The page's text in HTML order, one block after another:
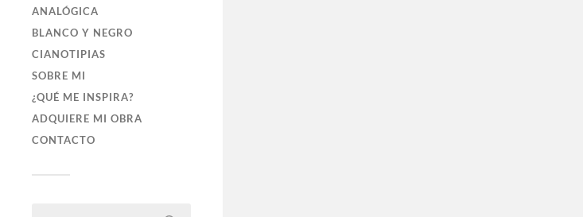
ANALÓGICA
BLANCO Y NEGRO
CIANOTIPIAS
SOBRE MI
¿QUÉ ME INSPIRA?
ADQUIERE MI OBRA
CONTACTO